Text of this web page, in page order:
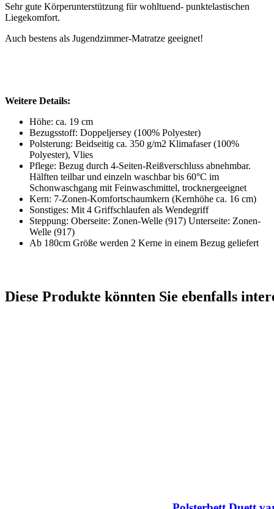
Sehr gute Körperunterstützung für wohltuend- punktelastischen
Liegekomfort.
Auch bestens als Jugendzimmer-Matratze geeignet!
Weitere Details:
Höhe: ca. 19 cm
Bezugsstoff: Doppeljersey (100% Polyester)
Polsterung: Beidseitig ca. 350 g/m2 Klimafaser (100%
Polyester), Vlies
Pflege: Bezug durch 4-Seiten-Reißverschluss abnehmbar.
Hälften teilbar und einzeln waschbar bis 60°C im
Schonwaschgang mit Feinwaschmittel, trocknergeeignet
Kern: 7-Zonen-Komfortschaumkern (Kernhöhe ca. 16 cm)
Sonstiges: Mit 4 Griffschlaufen als Wendegriff
Steppung: Oberseite: Zonen-Welle (917) Unterseite: Zonen-
Welle (917)
Ab 180cm Größe werden 2 Kerne in einem Bezug geliefert
Diese Produkte könnten Sie ebenfalls